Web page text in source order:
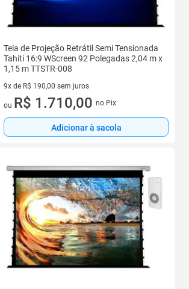
Tela de Projeção Retrátil Semi Tensionada
Tahiti 16:9 WScreen 92 Polegadas 2,04 m x
1,15 m TTSTR-008
9x de R$ 190,00 sem juros
9 vez de R$ 190,00 sem juros
ou R$ 1.710,00 no Pix
Adicionar à sacola